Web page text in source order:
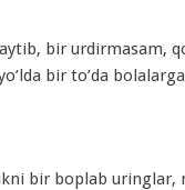
bir urdirmasam,
bir to’da
bir boplab uringlar,